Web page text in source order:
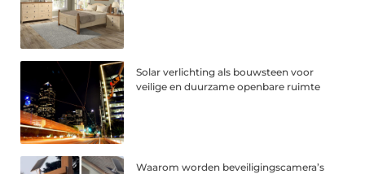
Solar verlichting als bouwsteen voor
veilige en duurzame openbare ruimte
Waarom worden beveiligingscamera’s